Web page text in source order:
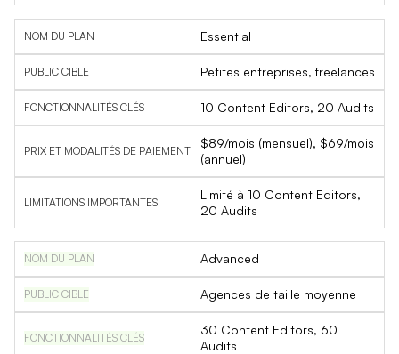
Essential
Petites entreprises, freelances
10 Content Editors, 20 Audits
$89/mois (mensuel), $69/mois
(annuel)
Limité à 10 Content Editors,
20 Audits
Advanced
Agences de taille moyenne
30 Content Editors, 60
Audits